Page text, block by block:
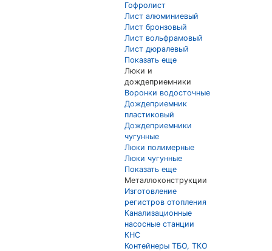
Гофролист
Лист алюминиевый
Лист бронзовый
Лист вольфрамовый
Лист дюралевый
Показать еще
Люки и
дождеприемники
Воронки водосточные
Дождеприемник
пластиковый
Дождеприемники
чугунные
Люки полимерные
Люки чугунные
Показать еще
Металлоконструкции
Изготовление
регистров отопления
Канализационные
насосные станции
КНС
Контейнеры ТБО, ТКО